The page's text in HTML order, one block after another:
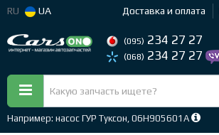
RU UA Доставка и оплата
(095) 234 27 27
(068) 234 27 27
Например: насос ГУР Туксон, 06H905601A